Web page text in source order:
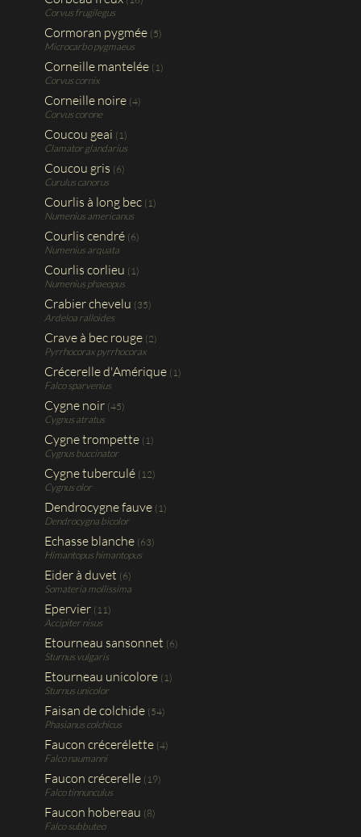
Corvus frugilegus
Cormoran pygmée (5)
Microcarbo pygmaeus
Corneille mantelée (1)
Corvus cornix
Corneille noire (4)
Corvus corone
Coucou geai (1)
Clamator glandarius
Coucou gris (6)
Curulus canorus
Courlis à long bec (1)
Numenius americanus
Courlis cendré (6)
Numenius arquata
Courlis corlieu (1)
Numenius phaeopus
Crabier chevelu (35)
Ardeloa ralloides
Crave à bec rouge (2)
Pyrrhocorax pyrrhocorax
Crécerelle d'Amérique (1)
Falco sparvenius
Cygne noir (45)
Cygnus atratus
Cygne trompette (1)
Cygnus buccinator
Cygne tuberculé (12)
Cygnus olor
Dendrocygne fauve (1)
Dendrocygna bicolor
Echasse blanche (63)
Himantopus himantopus
Eider à duvet (6)
Somateria mollissima
Epervier (11)
Accipiter nisus
Etourneau sansonnet (6)
Sturnus vulgaris
Etourneau unicolore (1)
Sturnus unicolor
Faisan de colchide (54)
Phasianus colchicus
Faucon crécerélette (4)
Falco naumanni
Faucon crécerelle (19)
Falco tinnunculus
Faucon hobereau (8)
Falco subbuteo